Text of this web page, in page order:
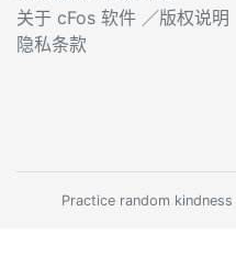
关于 cFos 软件 ／版权说明
隐私条款
Practice random